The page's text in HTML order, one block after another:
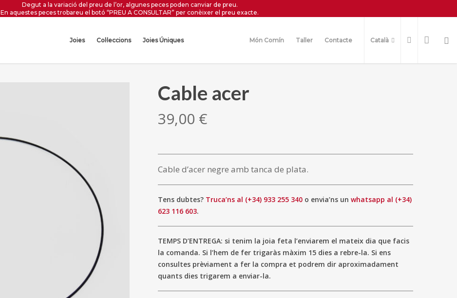
Degut a la variació del preu de l’or, algunes peces poden canviar de preu.
En aquestes peces trobareu el botó “PREU A CONSULTAR” per conèixer el preu exacte.
Joies Col·leccions Joies Úniques Món Comín Taller Contacte Català
Cable acer
39,00 €
Cable d’acer negre amb tanca de plata.
Tens dubtes? Truca’ns al (+34) 933 255 340 o envia’ns unwhatsapp al (+34)
623 116 603.
TEMPS D’ENTREGA: si tenim la joia feta l’enviarem el mateix dia que facis
la comanda. Si l’hem de fer trigaràs màxim 15 dies a rebre-la. Si ens
consultes prèviament a fer la compra et podrem dir aproximadament
quants dies trigarem a enviar-la.